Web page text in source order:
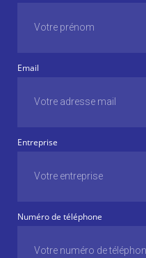
Email
Entreprise
Numéro de téléphone